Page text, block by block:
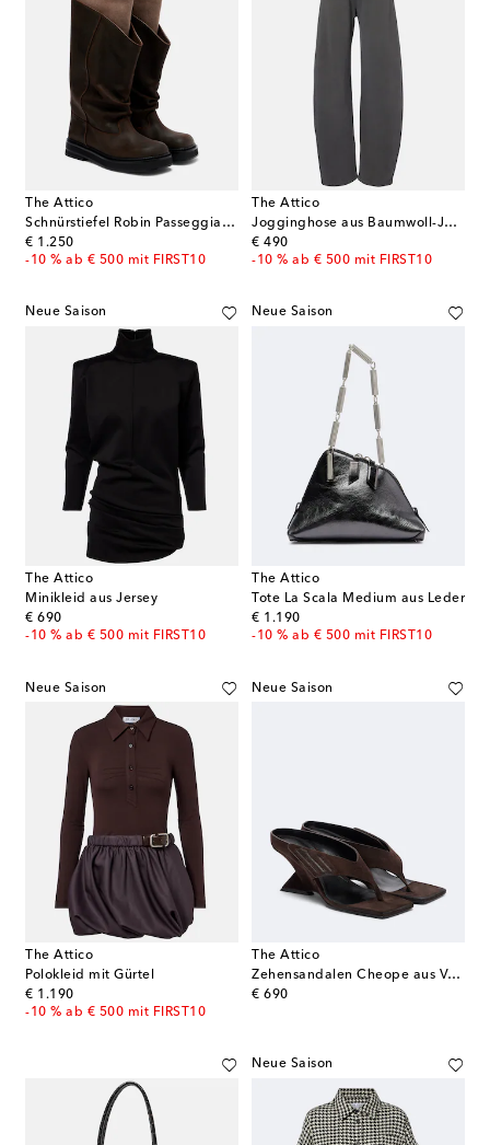
The Attico
Schnürstiefel Robin Passeggiata aus Leder
€ 1.250
original price
-10 % ab € 500 mit FIRST10
The Attico
Jogginghose aus Baumwoll-Jersey
€ 490
original price
-10 % ab € 500 mit FIRST10
Neue Saison
The Attico
Minikleid aus Jersey
€ 690
original price
-10 % ab € 500 mit FIRST10
Neue Saison
The Attico
Tote La Scala Medium aus Leder
€ 1.190
original price
-10 % ab € 500 mit FIRST10
Neue Saison
The Attico
Polokleid mit Gürtel
€ 1.190
original price
-10 % ab € 500 mit FIRST10
Neue Saison
The Attico
Zehensandalen Cheope aus Veloursleder
€ 690
original price
Neue Saison